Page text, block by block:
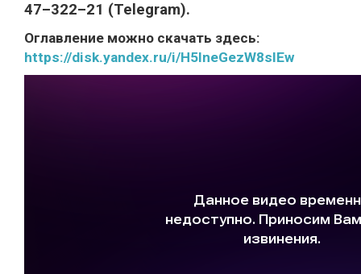
47–322–21 (Telegram).
Оглавление можно скачать здесь:
https://disk.yandex.ru/i/H5lneGezW8slEw